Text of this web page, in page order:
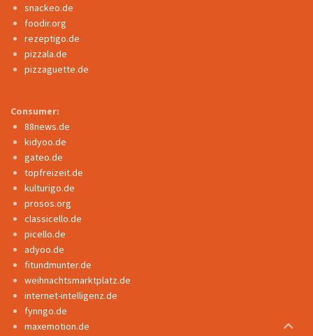
snackeo.de
foodir.org
rezeptigo.de
pizzala.de
pizzaguette.de
Consumer:
88news.de
kidyoo.de
gateo.de
topfreizeit.de
kulturigo.de
prosos.org
classicello.de
picello.de
adyoo.de
fitundmunter.de
weihnachtsmarktplatz.de
internet-intelligenz.de
fynngo.de
maxemotion.de